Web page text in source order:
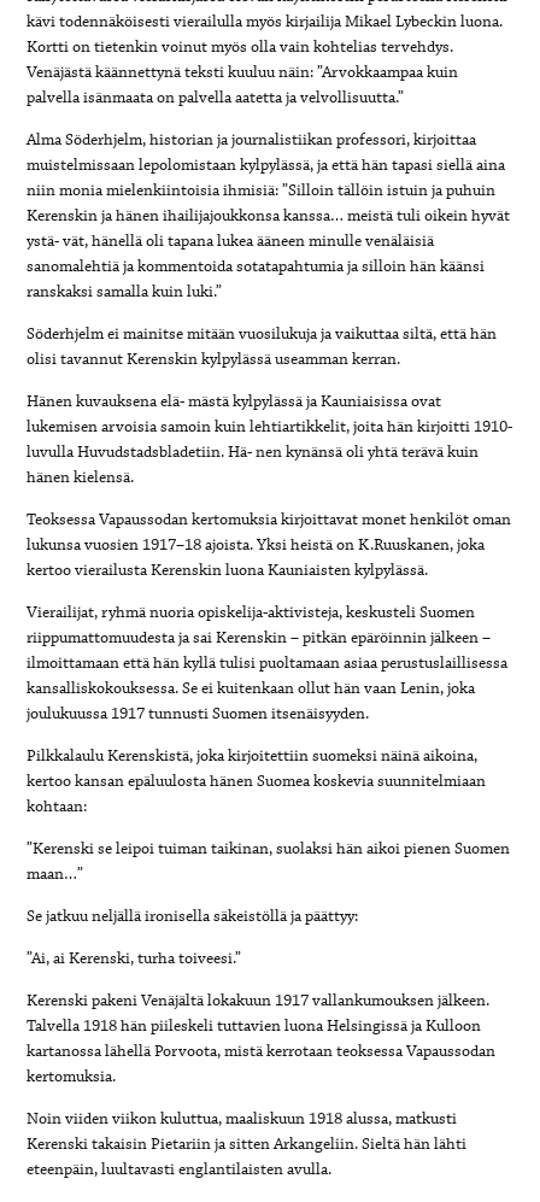
kävi todennäköisesti vierailulla myös kirjailija Mikael Lybeckin luona.
Kortti on tietenkin voinut myös olla vain kohtelias tervehdys.
Venäjästä käännettynä teksti kuuluu näin: ”Arvokkaampaa kuin
palvella isänmaata on palvella aatetta ja velvollisuutta.”
Alma Söderhjelm, historian ja journalistiikan professori, kirjoittaa
muistelmissaan lepolomistaan kylpylässä, ja että hän tapasi siellä aina
niin monia mielenkiintoisia ihmisiä: ”Silloin tällöin istuin ja puhuin
Kerenskin ja hänen ihailijajoukkonsa kanssa… meistä tuli oikein hyvät
ystä- vät, hänellä oli tapana lukea ääneen minulle venäläisiä
sanomalehtiä ja kommentoida sotatapahtumia ja silloin hän käänsi
ranskaksi samalla kuin luki.”
Söderhjelm ei mainitse mitään vuosilukuja ja vaikuttaa siltä, että hän
olisi tavannut Kerenskin kylpylässä useamman kerran.
Hänen kuvauksena elä- mästä kylpylässä ja Kauniaisissa ovat
lukemisen arvoisia samoin kuin lehtiartikkelit, joita hän kirjoitti 1910-
luvulla Huvudstadsbladetiin. Hä- nen kynänsä oli yhtä terävä kuin
hänen kielensä.
Teoksessa Vapaussodan kertomuksia kirjoittavat monet henkilöt oman
lukunsa vuosien 1917–18 ajoista. Yksi heistä on K.Ruuskanen, joka
kertoo vierailusta Kerenskin luona Kauniaisten kylpylässä.
Vierailijat, ryhmä nuoria opiskelija-aktivisteja, keskusteli Suomen
riippumattomuudesta ja sai Kerenskin – pitkän epäröinnin jälkeen –
ilmoittamaan että hän kyllä tulisi puoltamaan asiaa perustuslaillisessa
kansalliskokouksessa. Se ei kuitenkaan ollut hän vaan Lenin, joka
joulukuussa 1917 tunnusti Suomen itsenäisyyden.
Pilkkalaulu Kerenskistä, joka kirjoitettiin suomeksi näinä aikoina,
kertoo kansan epäluulosta hänen Suomea koskevia suunnitelmiaan
kohtaan:
”Kerenski se leipoi tuiman taikinan, suolaksi hän aikoi pienen Suomen
maan…”
Se jatkuu neljällä ironisella säkeistöllä ja päättyy:
”Ai, ai Kerenski, turha toiveesi.”
Kerenski pakeni Venäjältä lokakuun 1917 vallankumouksen jälkeen.
Talvella 1918 hän piileskeli tuttavien luona Helsingissä ja Kulloon
kartanossa lähellä Porvoota, mistä kerrotaan teoksessa Vapaussodan
kertomuksia.
Noin viiden viikon kuluttua, maaliskuun 1918 alussa, matkusti
Kerenski takaisin Pietariin ja sitten Arkangeliin. Sieltä hän lähti
eteenpäin, luultavasti englantilaisten avulla.